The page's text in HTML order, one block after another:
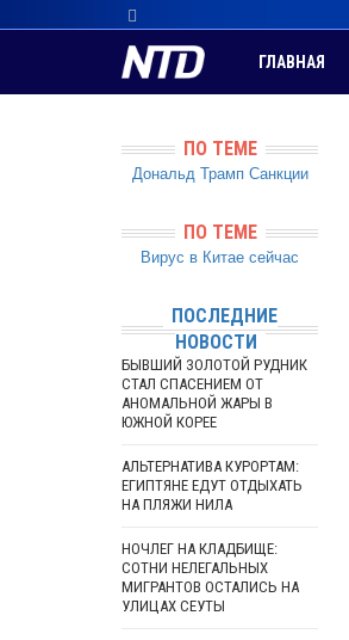
ГЛАВНАЯ
ПО ТЕМЕ
Дональд Трамп Санкции
ПО ТЕМЕ
Вирус в Китае сейчас
ПОСЛЕДНИЕ
НОВОСТИ
БЫВШИЙ ЗОЛОТОЙ РУДНИК
СТАЛ СПАСЕНИЕМ ОТ
АНОМАЛЬНОЙ ЖАРЫ В
ЮЖНОЙ КОРЕЕ
АЛЬТЕРНАТИВА КУРОРТАМ:
ЕГИПТЯНЕ ЕДУТ ОТДЫХАТЬ
НА ПЛЯЖИ НИЛА
НОЧЛЕГ НА КЛАДБИЩЕ:
СОТНИ НЕЛЕГАЛЬНЫХ
МИГРАНТОВ ОСТАЛИСЬ НА
УЛИЦАХ СЕУТЫ